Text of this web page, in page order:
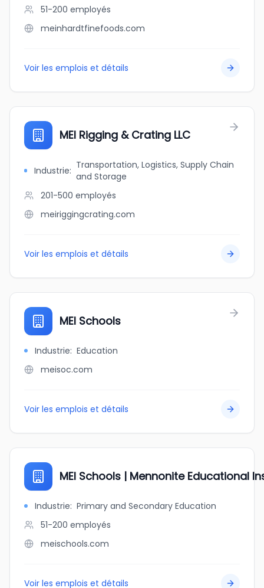
51-200 employés
meinhardtfinefoods.com
Voir les emplois et détails
MEI Rigging & Crating LLC
Industrie: Transportation, Logistics, Supply Chain
and Storage
201-500 employés
meiriggingcrating.com
Voir les emplois et détails
MEI Schools
Industrie: Education
meisoc.com
Voir les emplois et détails
MEI Schools | Mennonite Educational
Industrie: Primary and Secondary Education
51-200 employés
meischools.com
Voir les emplois et détails